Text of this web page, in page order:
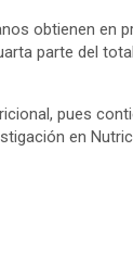
obtienen en
parte del
pues
en